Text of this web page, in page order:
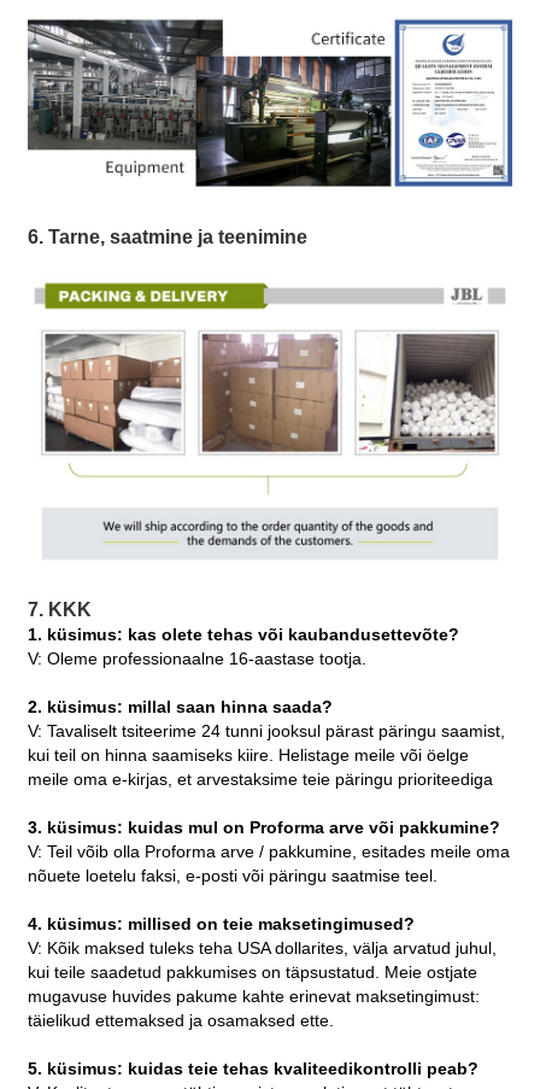
6. Tarne, saatmine ja teenimine
7. KKK
1. küsimus: kas olete tehas või kaubandusettevõte?
V: Oleme professionaalne 16-aastase tootja.
2. küsimus: millal saan hinna saada?
V: Tavaliselt tsiteerime 24 tunni jooksul pärast päringu saamist,
kui teil on hinna saamiseks kiire. Helistage meile või öelge
meile oma e-kirjas, et arvestaksime teie päringu prioriteediga
3. küsimus: kuidas mul on Proforma arve või pakkumine?
V: Teil võib olla Proforma arve / pakkumine, esitades meile oma
nõuete loetelu faksi, e-posti või päringu saatmise teel.
4. küsimus: millised on teie maksetingimused?
V: Kõik maksed tuleks teha USA dollarites, välja arvatud juhul,
kui teile saadetud pakkumises on täpsustatud. Meie ostjate
mugavuse huvides pakume kahte erinevat maksetingimust:
täielikud ettemaksed ja osamaksed ette.
5. küsimus: kuidas teie tehas kvaliteedikontrolli peab?